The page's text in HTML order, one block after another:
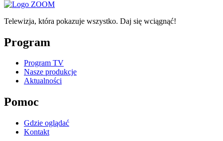
Telewizja, która pokazuje wszystko. Daj się wciągnąć!
Program
Program TV
Nasze produkcje
Aktualności
Pomoc
Gdzie oglądać
Kontakt